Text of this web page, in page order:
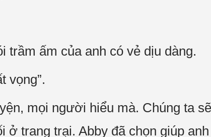
trầm ấm của anh có vẻ dịu dàng.
vọng”.
mọi người hiểu mà. Chúng ta
ở trang trại. Abby đã chọn giúp